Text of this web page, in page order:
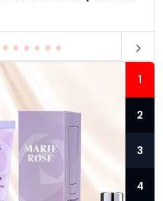
1
2
3
4